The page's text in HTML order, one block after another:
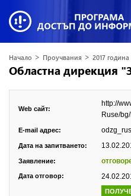
Начало > Проучвания > 2017 година
Областна дирекция
Web сайт:
http://
Ruse/
E-mail адрес:
Дата на запитването:
Заявление:
Дата отговор: